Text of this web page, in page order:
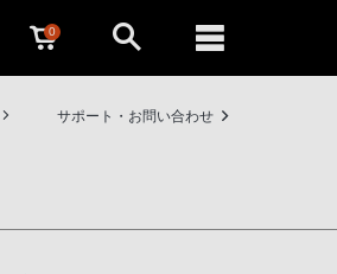
0
サポート・お問い合わせ